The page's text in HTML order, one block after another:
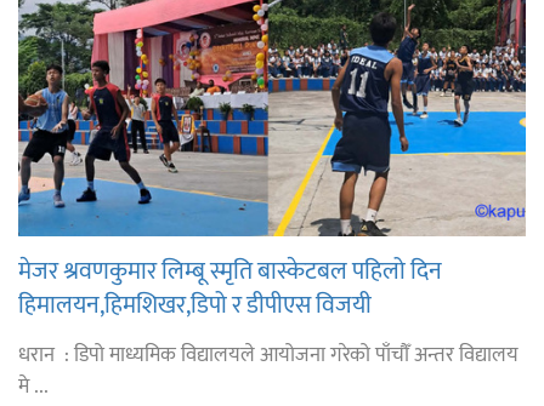
मेजर श्रवणकुमार लिम्बू स्मृति बास्केटबल पहिलो दिन
हिमालयन,हिमशिखर,डिपो र डीपीएस विजयी
धरान : डिपो माध्यमिक विद्यालयले आयोजना गरेको पाँचौँ अन्तर विद्यालय
मे ...